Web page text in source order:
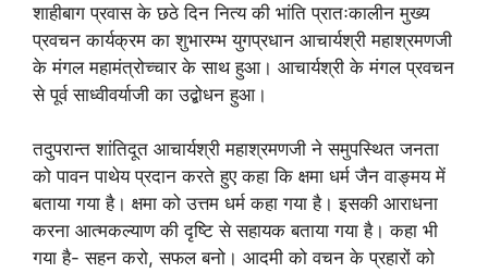
शाहीबाग प्रवास के छठे दिन नित्य की भांति प्रातःकालीन मुख्य
प्रवचन कार्यक्रम का शुभारम्भ युगप्रधान आचार्यश्री महाश्रमणजी
के मंगल महामंत्रोच्चार के साथ हुआ। आचार्यश्री के मंगल प्रवचन
से पूर्व साध्वीवर्याजी का उद्बोधन हुआ।
तदुपरान्त शांतिदूत आचार्यश्री महाश्रमणजी ने समुपस्थित जनता
को पावन पाथेय प्रदान करते हुए कहा कि क्षमा धर्म जैन वाङ्मय में
बताया गया है। क्षमा को उत्तम धर्म कहा गया है। इसकी आराधना
करना आत्मकल्याण की दृष्टि से सहायक बताया गया है। कहा भी
गया है- सहन करो, सफल बनो। आदमी को वचन के प्रहारों को